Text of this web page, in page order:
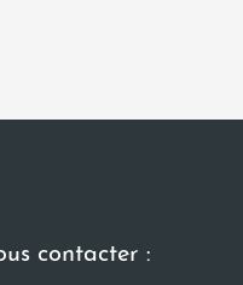
contacter :